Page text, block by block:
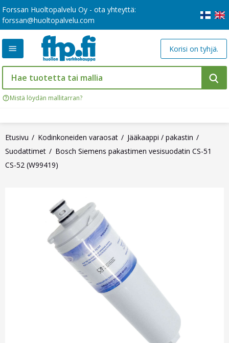
Forssan Huoltopalvelu Oy - ota yhteyttä:
forssan@huoltopalvelu.com
Mistä löydän mallitarran?
Korisi on tyhjä.
Etusivu Kodinkoneiden varaosat
Jääkaappi / pakastin
Suodattimet
Bosch Siemens pakastimen vesisuodatin CS-51
CS-52 (W99419)